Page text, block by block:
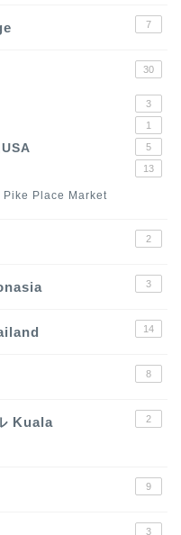
7
30
3
1
5
13
Pike Place Market
2
3
14
8
Kuala
2
9
3